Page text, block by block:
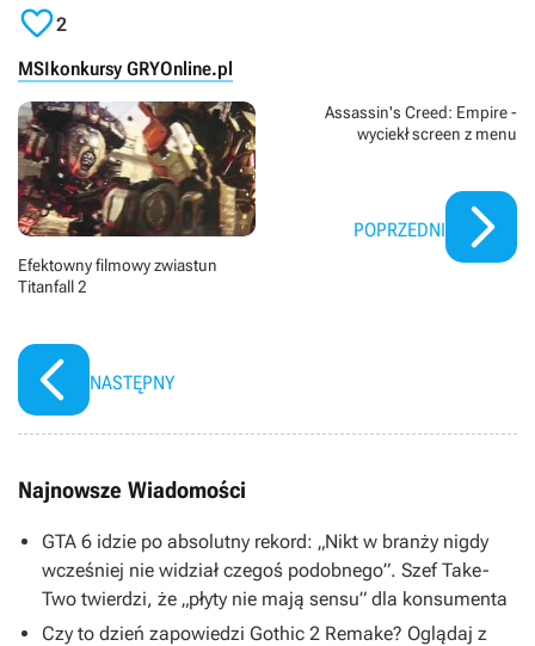
2
MSIkonkursy GRYOnline.pl
Efektowny filmowy zwiastun
Titanfall 2
NASTĘPNY
Assassin's Creed: Empire -
wyciekł screen z menu
POPRZEDNI
Najnowsze Wiadomości
GTA 6 idzie po absolutny rekord: „Nikt w branży nigdy
wcześniej nie widział czegoś podobnego”. Szef Take-
Two twierdzi, że „płyty nie mają sensu” dla konsumenta
Czy to dzień zapowiedzi Gothic 2 Remake? Oglądaj z